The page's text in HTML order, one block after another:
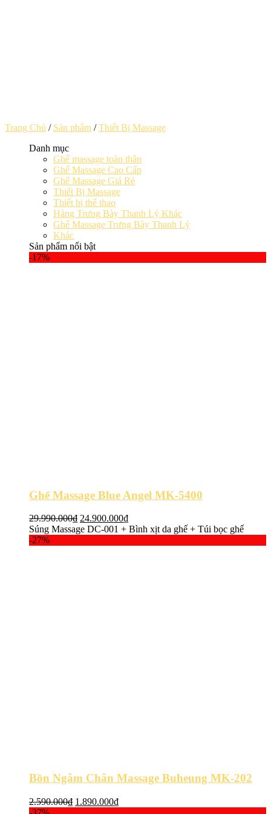
Trang Chủ / Sản phẩm /Thiết Bị Massage
Danh mục
Ghế massage toàn thân
Ghế Massage Cao Cấp
Ghế Massage Giá Rẻ
Thiết Bị Massage
Thiết bị thể thao
Hàng Trưng Bày Thanh Lý Khác
Ghế Massage Trưng Bày Thanh Lý
Khác
Sản phẩm nổi bật
-17%
Ghế Massage Blue Angel MK-5400
29.990.000₫ Giá
gốc
24.900.000₫Giá
hiện
Súng Massage DC-001 + Bình xịt da ghế + Túi bọc ghế
-27%
Bồn Ngâm Chân Massage Buheung MK-202
2.590.000₫ Giá
1.890.000₫Giá